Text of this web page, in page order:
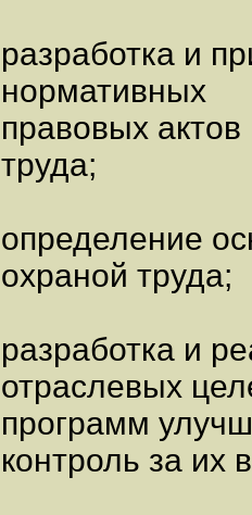
разработка и
нормативных
правовых
труда;
определение
охраной труда;
разработка и
отраслевых
программ
контроль за их